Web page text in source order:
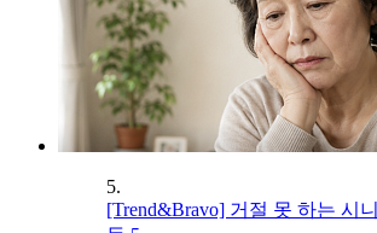
5.
[Trend&Bravo] 거절 못 하는 시